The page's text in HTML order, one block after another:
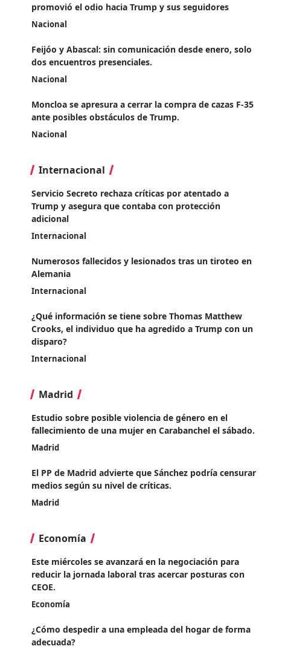
promovió el odio hacia Trump y sus seguidores
Nacional
Feijóo y Abascal: sin comunicación desde enero, solo
dos encuentros presenciales.
Nacional
Moncloa se apresura a cerrar la compra de cazas F-35
ante posibles obstáculos de Trump.
Nacional
Internacional
Servicio Secreto rechaza críticas por atentado a
Trump y asegura que contaba con protección
adicional
Internacional
Numerosos fallecidos y lesionados tras un tiroteo en
Alemania
Internacional
¿Qué información se tiene sobre Thomas Matthew
Crooks, el individuo que ha agredido a Trump con un
disparo?
Internacional
Madrid
Estudio sobre posible violencia de género en el
fallecimiento de una mujer en Carabanchel el sábado.
Madrid
El PP de Madrid advierte que Sánchez podría censurar
medios según su nivel de críticas.
Madrid
Economía
Este miércoles se avanzará en la negociación para
reducir la jornada laboral tras acercar posturas con
CEOE.
Economía
¿Cómo despedir a una empleada del hogar de forma
adecuada?